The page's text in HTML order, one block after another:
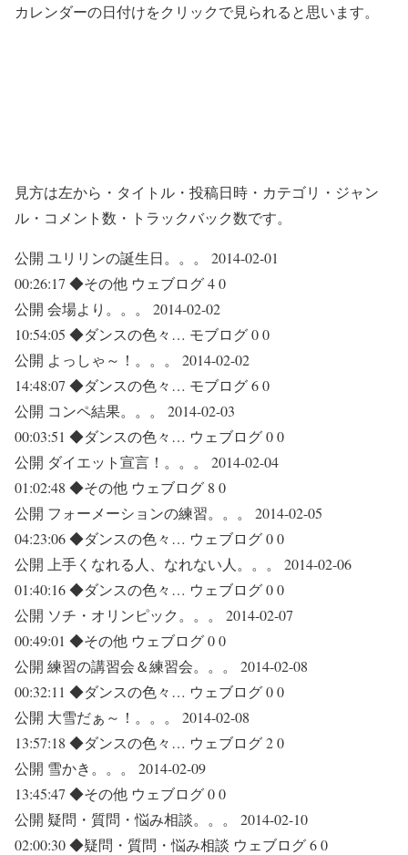
カレンダーの日付けをクリックで見られると思います。
見方は左から・タイトル・投稿日時・カテゴリ・ジャン
ル・コメント数・トラックバック数です。
公開 ユリリンの誕生日。。。 2014-02-01
00:26:17 ◆その他 ウェブログ 4 0
公開 会場より。。。 2014-02-02
10:54:05 ◆ダンスの色々… モブログ 0 0
公開 よっしゃ～！。。。 2014-02-02
14:48:07 ◆ダンスの色々… モブログ 6 0
公開 コンペ結果。。。 2014-02-03
00:03:51 ◆ダンスの色々… ウェブログ 0 0
公開 ダイエット宣言！。。。 2014-02-04
01:02:48 ◆その他 ウェブログ 8 0
公開 フォーメーションの練習。。。 2014-02-05
04:23:06 ◆ダンスの色々… ウェブログ 0 0
公開 上手くなれる人、なれない人。。。 2014-02-06
01:40:16 ◆ダンスの色々… ウェブログ 0 0
公開 ソチ・オリンピック。。。 2014-02-07
00:49:01 ◆その他 ウェブログ 0 0
公開 練習の講習会＆練習会。。。 2014-02-08
00:32:11 ◆ダンスの色々… ウェブログ 0 0
公開 大雪だぁ～！。。。 2014-02-08
13:57:18 ◆ダンスの色々… ウェブログ 2 0
公開 雪かき。。。 2014-02-09
13:45:47 ◆その他 ウェブログ 0 0
公開 疑問・質問・悩み相談。。。 2014-02-10
02:00:30 ◆疑問・質問・悩み相談 ウェブログ 6 0